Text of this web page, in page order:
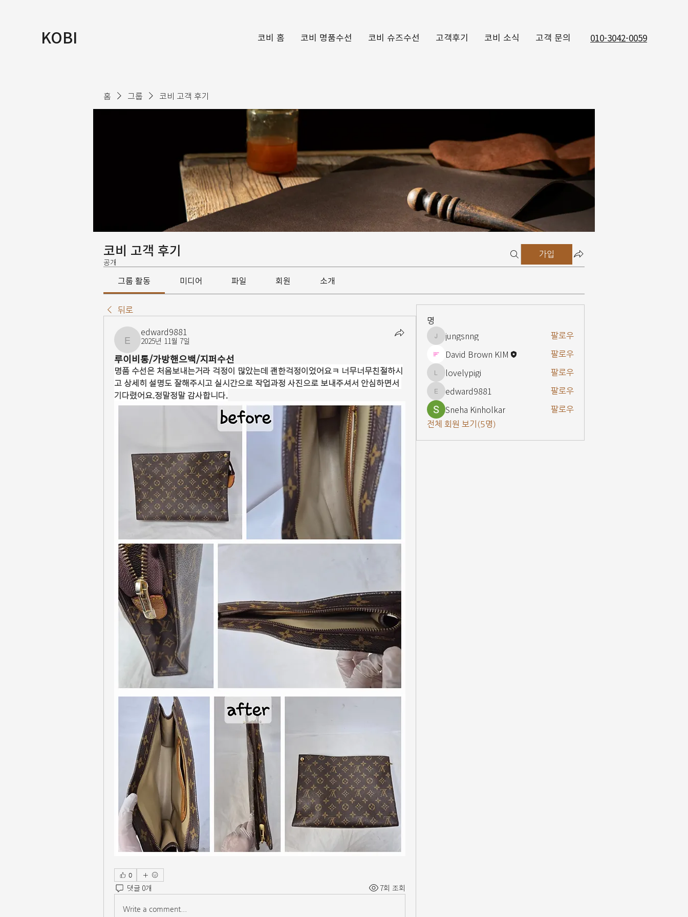
KOBI 코비 홈 코비 명품수선 코비 슈즈수선 고객후기 코비 소식 고객 문의 010-3042-0059
홈 그룹 코비 고객 후기
코비 고객 후기
공개
가입
그룹 활동 미디어 파일 회원 소개
뒤로
edward9881
edward9881
2025년 11월 7일
루이비통/가방핸으백/지퍼수선
명품 수선은 처음보내는거라 걱정이 많았는데 괜한걱정이었어요ㅋ 너무너무친절하시
고 상세히 설명도 잘해주시고 실시간으로 작업과정 사진으로 보내주셔서 안심하면서
기다렸어요.정말정말 감사합니다.
0
댓글 0개 7회 조회
Write a comment...
명
jungsnng
jungsnng 팔로우
David Brown KIM 팔로우
lovelypigi
lovelypigi 팔로우
edward9881
edward9881 팔로우
Sneha Kinholkar
팔로우
전체 회원 보기(5명)